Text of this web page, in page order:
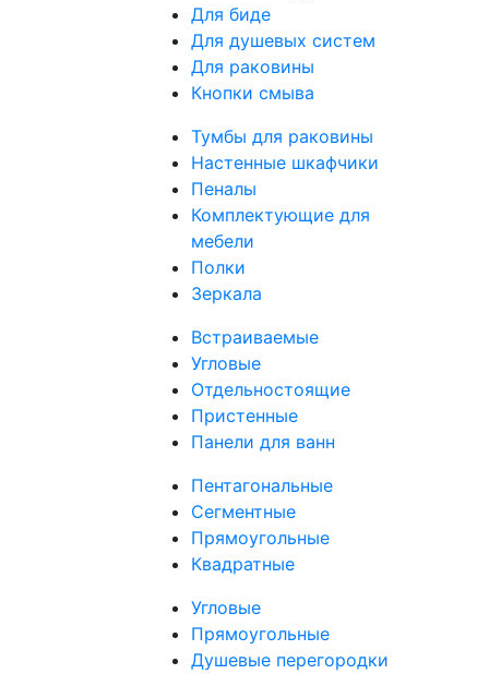
Для биде
Для душевых систем
Для раковины
Кнопки смыва
Тумбы для раковины
Настенные шкафчики
Пеналы
Комплектующие для
мебели
Полки
Зеркала
Встраиваемые
Угловые
Отдельностоящие
Пристенные
Панели для ванн
Пентагональные
Сегментные
Прямоугольные
Квадратные
Угловые
Прямоугольные
Душевые перегородки